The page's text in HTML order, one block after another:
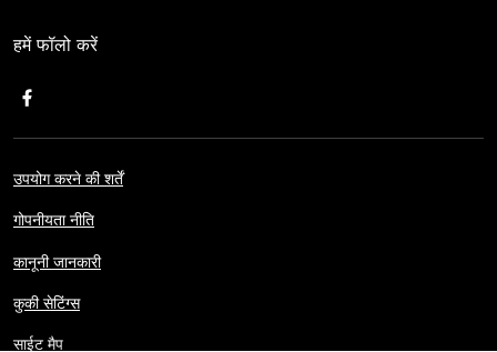
हमें फॉलो करें
उपयोग करने की शर्तें
गोपनीयता नीति
कानूनी जानकारी
कुकी सेटिंग्स
साईट मैप